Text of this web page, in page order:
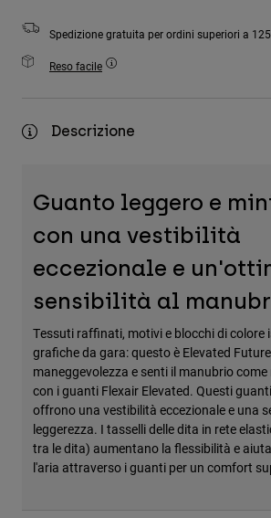
Tutti gli accessori
Vedi tutto
Spedizione gratuita per ordini superiori a
Reso facile
Descrizione
Guanto leggero e
con una vestibilità
eccezionale e
sensibilità al
Tessuti raffinati, motivi e blocchi di colore
grafiche da gara: questo è Elevated
maneggevolezza e senti il manubrio
con i guanti Flexair Elevated. Questi
offrono una vestibilità eccezionale e una
leggerezza. I tasselli delle dita in rete
tra le dita) aumentano la flessibilità e
l'aria attraverso i guanti per un comfort